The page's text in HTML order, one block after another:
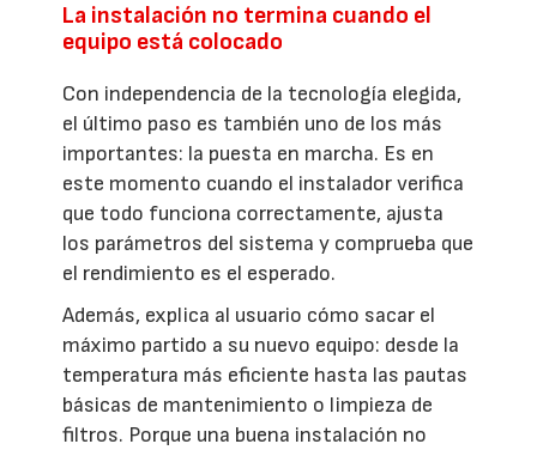
La instalación no termina cuando el
equipo está colocado
Con independencia de la tecnología elegida,
el último paso es también uno de los más
importantes: la puesta en marcha. Es en
este momento cuando el instalador verifica
que todo funciona correctamente, ajusta
los parámetros del sistema y comprueba que
el rendimiento es el esperado.
Además, explica al usuario cómo sacar el
máximo partido a su nuevo equipo: desde la
temperatura más eficiente hasta las pautas
básicas de mantenimiento o limpieza de
filtros. Porque una buena instalación no